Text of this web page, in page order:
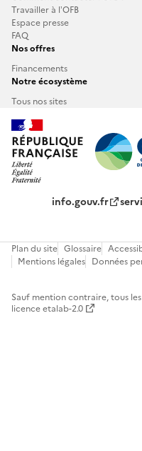
Travailler à l’OFB
Espace presse
FAQ
Nos offres
Financements
Notre écosystème
Tous nos sites
info.gouv.fr
Plan du site Glossaire
Mentions légales Données
Sauf mention contraire, tous
licence etalab-2.0